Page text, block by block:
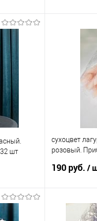
В наличии
Купить в 1
В избранное
шт
сухоцвет
розовый.
190 руб. /
В